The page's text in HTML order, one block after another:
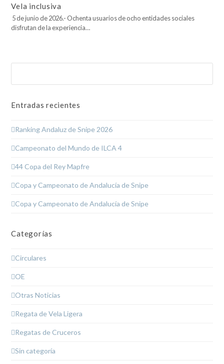
Vela inclusiva
5 de junio de 2026.- Ochenta usuarios de ocho entidades sociales
disfrutan de la experiencia…
Entradas recientes
Ranking Andaluz de Snipe 2026
Campeonato del Mundo de ILCA 4
44 Copa del Rey Mapfre
Copa y Campeonato de Andalucía de Snipe
Copa y Campeonato de Andalucía de Snipe
Categorías
Circulares
OE
Otras Noticias
Regata de Vela Ligera
Regatas de Cruceros
Sin categoría